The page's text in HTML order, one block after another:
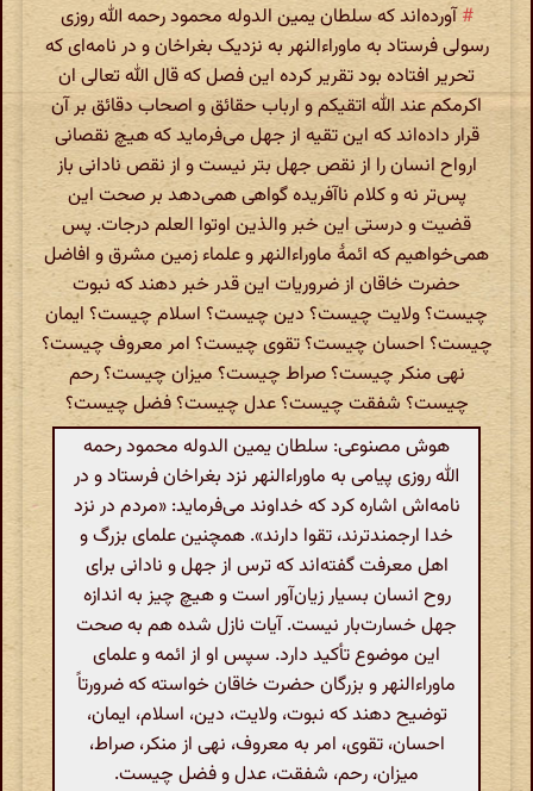
#آورده‌اند که سلطان یمین الدوله محمود رحمه الله روزی
رسولی فرستاد به ماوراءالنهر به نزدیک بغراخان و در نامه‌ای که
تحریر افتاده بود تقریر کرده این فصل که قال الله تعالی ان
اکرمکم عند الله اتقیکم و ارباب حقائق و اصحاب دقائق بر آن
قرار داده‌اند که این تقیه از جهل می‌فرماید که هیچ نقصانی
ارواح انسان را از نقص جهل بتر نیست و از نقص نادانی باز
پس‌تر نه و کلام ناآفریده گواهی همی‌دهد بر صحت این
قضیت و درستی این خبر والذین اوتوا العلم درجات. پس
همی‌خواهیم که ائمهٔ ماوراءالنهر و علماء زمین مشرق و افاضل
حضرت خاقان از ضروریات این قدر خبر دهند که نبوت
چیست؟ ولایت چیست؟ دین چیست؟ اسلام چیست؟ ایمان
چیست؟ احسان چیست؟ تقوی چیست؟ امر معروف چیست؟
نهی منکر چیست؟ صراط چیست؟ میزان چیست؟ رحم
چیست؟ شفقت چیست؟ عدل چیست؟ فضل چیست؟
هوش مصنوعی: سلطان یمین الدوله محمود رحمه
الله روزی پیامی به ماوراءالنهر نزد بغراخان فرستاد و در
نامه‌اش اشاره کرد که خداوند می‌فرماید: «مردم در نزد
خدا ارجمندترند، تقوا دارند». همچنین علمای بزرگ و
اهل معرفت گفته‌اند که ترس از جهل و نادانی برای
روح انسان بسیار زیان‌آور است و هیچ چیز به اندازه
جهل خسارت‌بار نیست. آیات نازل شده هم به صحت
این موضوع تأکید دارد. سپس او از ائمه و علمای
ماوراءالنهر و بزرگان حضرت خاقان خواسته که ضرورتاً
توضیح دهند که نبوت، ولایت، دین، اسلام، ایمان،
احسان، تقوی، امر به معروف، نهی از منکر، صراط،
میزان، رحم، شفقت، عدل و فضل چیست.